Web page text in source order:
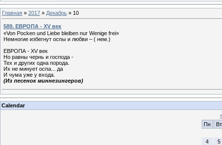
Главная » 2017 » Декабрь » 10
589. ЕВРОПА - XV век
«Von Pocken und Liebe bleiben nur Wenige frei»
Немногие избегнут оспы и любви – ( нем.)
ЕВРОПА - XV век
Но равны чернь и господа -
Тех и других одна порода.
Их не минует оспа... да
И чума уже у входа.
(Из песенок миннезингеров)
Calendar
Пн
Вт
4
5